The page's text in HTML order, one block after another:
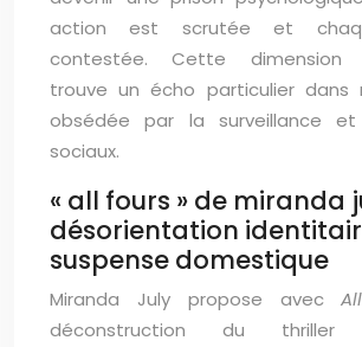
action est scrutée et
contestée. Cette dimension
trouve un écho particulier dans
obsédée par la surveillance
sociaux.
« all fours » de miranda
désorientation
suspense domestique
Miranda July propose avec
déconstruction du thriller